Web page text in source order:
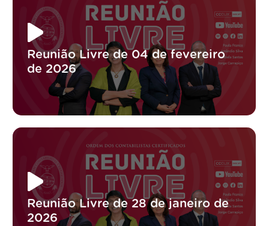
Reunião Livre de 04 de fevereiro
de 2026
Reunião Livre de 28 de janeiro de
2026